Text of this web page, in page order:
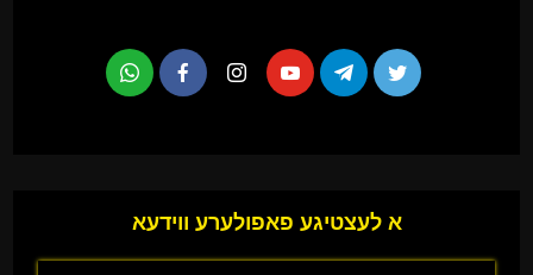
א לעצטיגע פאפולערע ווידעא